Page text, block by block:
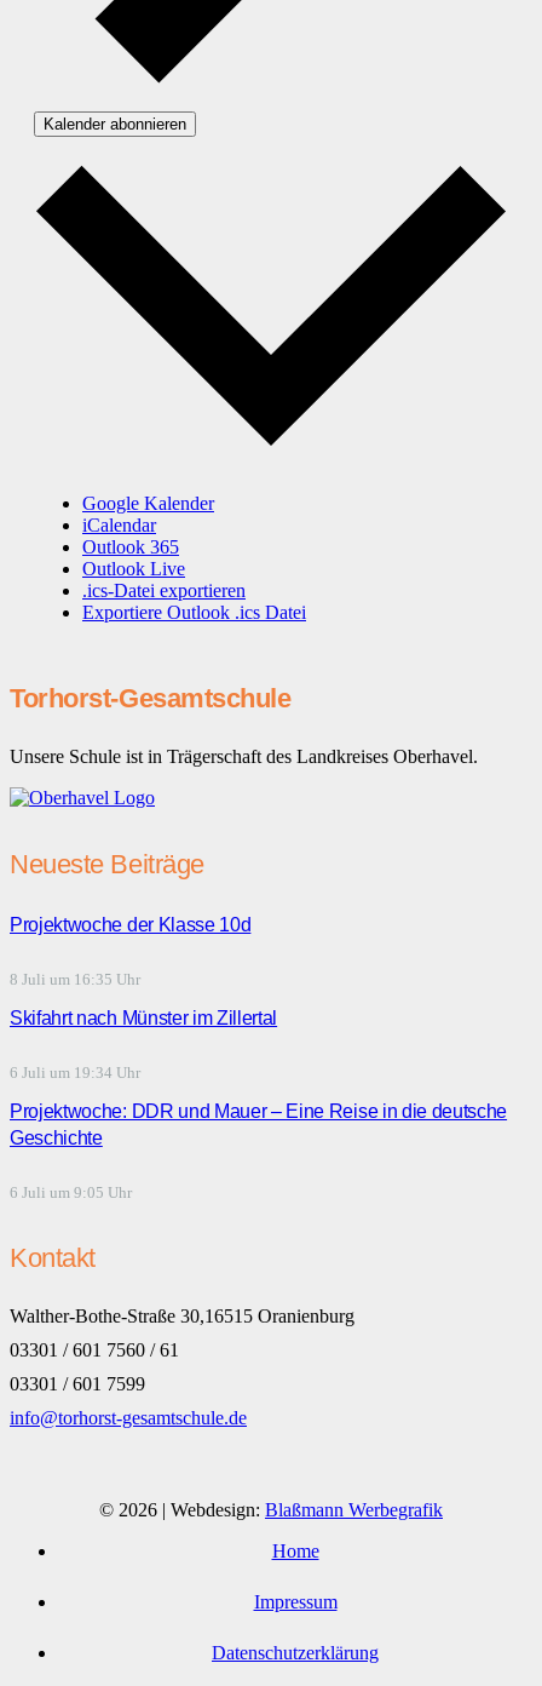
Kalender abonnieren
Google Kalender
iCalendar
Outlook 365
Outlook Live
.ics-Datei exportieren
Exportiere Outlook .ics Datei
Torhorst-Gesamtschule
Unsere Schule ist in Trägerschaft des Landkreises Oberhavel.
Neueste Beiträge
Projektwoche der Klasse 10d
8 Juli um 16:35 Uhr
Skifahrt nach Münster im Zillertal
6 Juli um 19:34 Uhr
Projektwoche: DDR und Mauer – Eine Reise in die deutsche
Geschichte
6 Juli um 9:05 Uhr
Kontakt
Walther-Bothe-Straße 30,16515 Oranienburg
03301 / 601 7560 / 61
03301 / 601 7599
info@torhorst-gesamtschule.de
© 2026 | Webdesign: Blaßmann Werbegrafik
Home
Impressum
Datenschutzerklärung